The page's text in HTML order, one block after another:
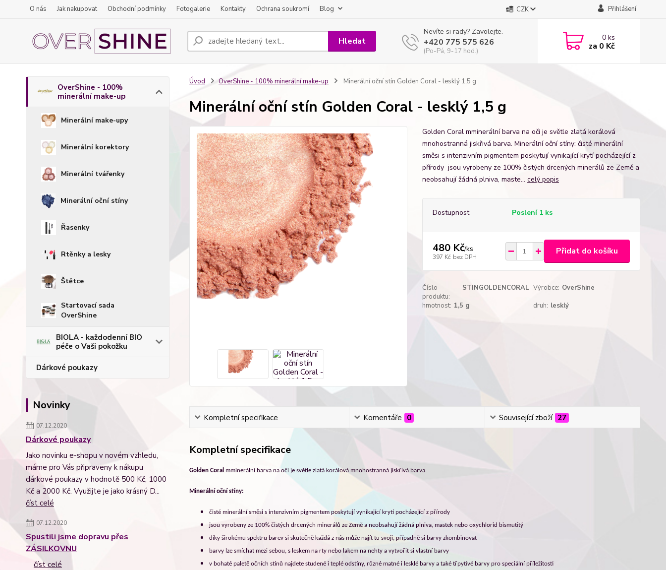
O nás Jak nakupovat Obchodní podmínky Fotogalerie Kontakty Ochrana soukromí Blog CZK Přihlášení
Hledat
Nevíte si rady? Zavolejte.
+420 775 575 626
(Po-Pá, 9-17 hod.)
0ks
za 0 Kč
OverShine - 100%
minerální make-up
Minerální make-upy
Minerální korektory
Minerální tvářenky
Minerální oční stíny
Řasenky
Rtěnky a lesky
Štětce
Startovací sada
OverShine
BIOLA - každodenní BIO
péče o Vaši pokožku
Dárkové poukazy
Novinky
07.12.2020
Dárkové poukazy
Jako novinku e-shopu v novém vzhledu,
máme pro Vás připraveny k nákupu
dárkové poukazy v hodnotě 500 Kč, 1000
Kč a 2000 Kč. Využijte je jako krásný D...
číst celé
07.12.2020
Spustili jsme dopravu přes
ZÁSILKOVNU
číst celé
Úvod OverShine - 100% minerální make-up Minerální oční stín Golden Coral - lesklý 1,5 g
Minerální oční stín Golden Coral - lesklý 1,5 g
Golden Coral mminerální barva na oči je světle zlatá korálová
mnohostranná jiskřivá barva. Minerální oční stíny: čisté minerální
směsi s intenzivním pigmentem poskytují vynikající krytí pocházející z
přírody jsou vyrobeny ze 100% čistých drcených minerálů ze Země a
neobsahují žádná plniva, maste... celý popis
Dostupnost Poslení 1 ks
480 Kč/ks
397 Kč bez DPH
Přidat do košíku
Číslo
produktu:
STINGOLDENCORAL Výrobce: OverShine
hmotnost: 1,5 g druh: lesklý
Kompletní specifikace Komentáře 0 Související zboží 27
Kompletní specifikace
Golden Coral mminerální barva na oči je světle zlatá korálová mnohostranná jiskřivá barva.
Minerální oční stíny:
čisté minerální směsi s intenzivním pigmentem poskytují vynikající krytí pocházející z přírody
jsou vyrobeny ze 100% čistých drcených minerálů ze Země a neobsahují žádná plniva, mastek nebo oxychlorid bismutitý
díky širokému spektru barev si skutečně každá z nás může najít tu svoji, případně si barvy zkombinovat
barvy lze smíchat mezi sebou, s leskem na rty nebo lakem na nehty a vytvořit si vlastní barvy
v bohaté paletě očních stínů najdete studené i teplé odstíny, různé matné i lesklé barvy a také třpytivé barvy pro speciální příležitosti